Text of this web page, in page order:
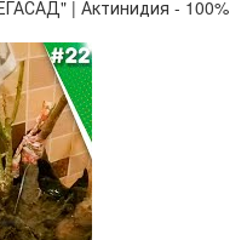
| Актинидия - 100%